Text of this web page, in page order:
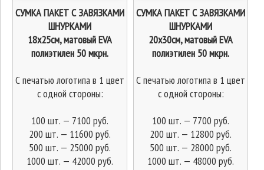
СУМКА ПАКЕТ С ЗАВЯЗКАМИ
ШНУРКАМИ
18х25см, матовый EVA
полиэтилен 50 мкрн.
С печатью логотипа в 1 цвет
с одной стороны:
100 шт. — 7100 руб.
200 шт. — 11600 руб.
500 шт. — 25000 руб.
1000 шт. — 42000 руб.
СУМКА ПАКЕТ С ЗАВЯЗКАМИ
ШНУРКАМИ
20х30см, матовый EVA
полиэтилен 50 мкрн.
С печатью логотипа в 1 цвет
с одной стороны:
100 шт. — 7700 руб.
200 шт. — 12800 руб.
500 шт. — 28000 руб.
1000 шт. — 48000 руб.